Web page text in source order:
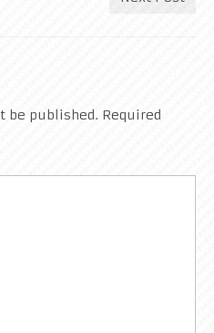
be published. Required